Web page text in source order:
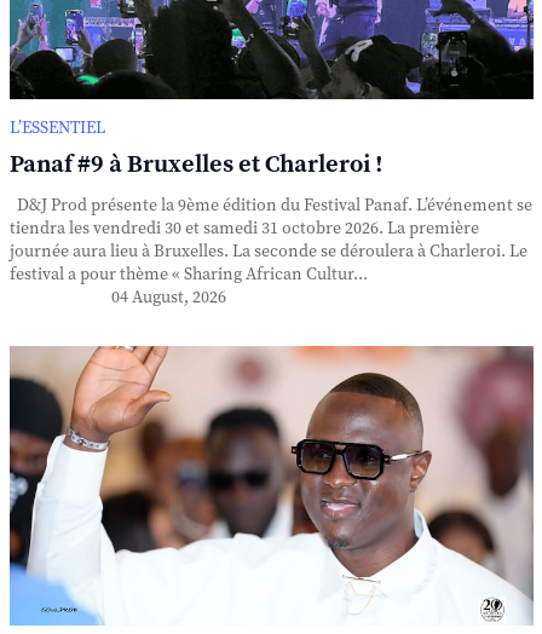
L’ESSENTIEL
Panaf #9 à Bruxelles et Charleroi !
D&J Prod présente la 9ème édition du Festival Panaf. L’événement se
tiendra les vendredi 30 et samedi 31 octobre 2026. La première
journée aura lieu à Bruxelles. La seconde se déroulera à Charleroi. Le
festival a pour thème « Sharing African Cultur...
04 August, 2026